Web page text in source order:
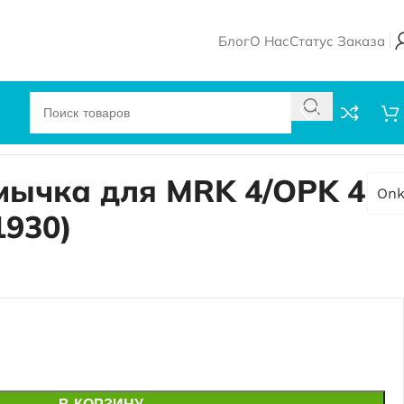
БлогО НасСтатус Заказа
для MRK 4/OPK 4